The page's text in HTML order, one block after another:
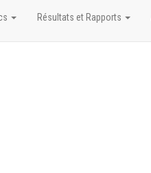
Résultats et Rapports